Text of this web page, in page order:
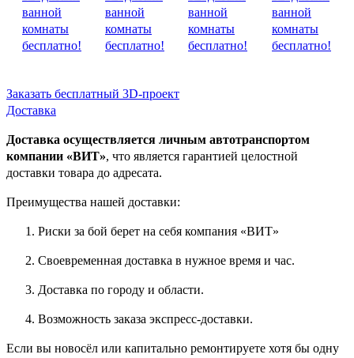
Заказать бесплатный 3D-проект
Доставка
Доставка осуществляется личным автотранспортом
компании «ВИТ», что является гарантией целостной
доставки товара до адресата.
Преимущества нашей доставки:
Риски за бой берет на себя компания «ВИТ»
Своевременная доставка в нужное время и час.
Доставка по городу и области.
Возможность заказа экспресс-доставки.
Если вы новосёл или капитально ремонтируете хотя бы одну